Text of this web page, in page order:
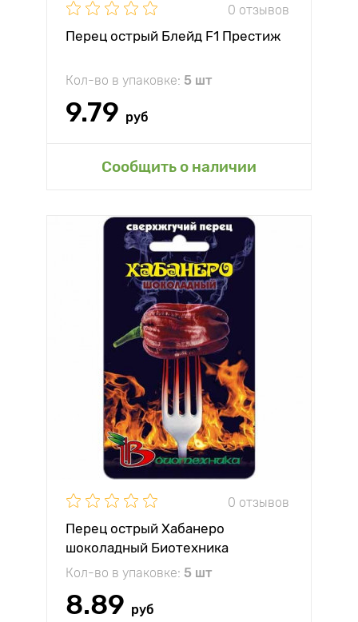
0 отзывов
Перец острый Блейд F1 Престиж
Кол-во в упаковке: 5 шт
9.79 руб
Сообщить о наличии
0 отзывов
Перец острый Хабанеро
шоколадный Биотехника
Кол-во в упаковке: 5 шт
8.89 руб